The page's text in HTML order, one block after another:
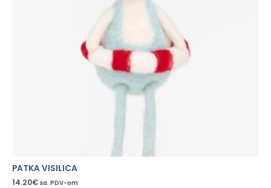
PATKA VISILICA
14.20€ sa. PDV-om